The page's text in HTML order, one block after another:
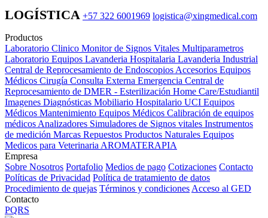
LOGÍSTICA +57 322 6001969 logistica@xingmedical.com
Productos
Laboratorio Clinico Monitor de Signos Vitales Multiparametros
Laboratorio Equipos Lavanderia Hospitalaria Lavanderia Industrial
Central de Reprocesamiento de Endoscopios Accesorios Equipos
Médicos Cirugía Consulta Externa Emergencia Central de
Reprocesamiento de DMER - Esterilización Home Care/Estudiantil
Imagenes Diagnósticas Mobiliario Hospitalario UCI Equipos
Médicos Mantenimiento Equipos Médicos Calibración de equipos
médicos Analizadores Simuladores de Signos vitales Instrumentos
de medición Marcas Repuestos Productos Naturales Equipos
Medicos para Veterinaria AROMATERAPIA
Empresa
Sobre Nosotros Portafolio Medios de pago Cotizaciones Contacto
Políticas de Privacidad Política de tratamiento de datos
Procedimiento de quejas Términos y condiciones Acceso al GED
Contacto
PQRS